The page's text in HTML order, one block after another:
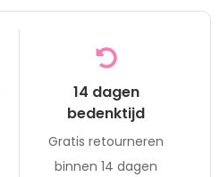
14 dagen
bedenktijd
Gratis retourneren
binnen 14 dagen